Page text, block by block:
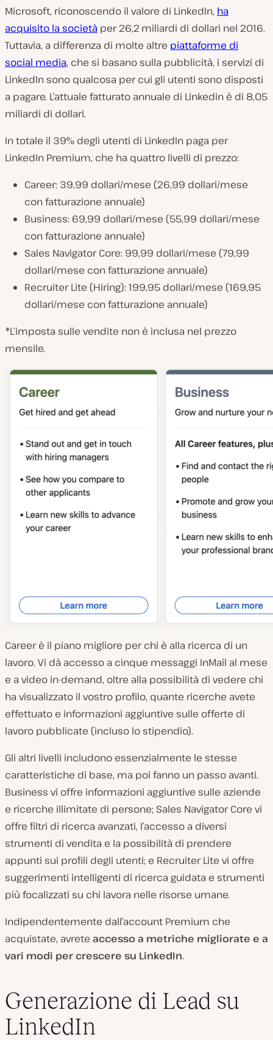
Microsoft, riconoscendo il valore di LinkedIn, ha
acquisito la società per 26,2 miliardi di dollari nel 2016.
Tuttavia, a differenza di molte altre piattaforme di
social media, che si basano sulla pubblicità, i servizi di
LinkedIn sono qualcosa per cui gli utenti sono disposti
a pagare. L’attuale fatturato annuale di Linkedin è di 8,05
miliardi di dollari.
In totale il 39% degli utenti di LinkedIn paga per
LinkedIn Premium, che ha quattro livelli di prezzo:
Career: 39,99 dollari/mese (26,99 dollari/mese
con fatturazione annuale)
Business: 69,99 dollari/mese (55,99 dollari/mese
con fatturazione annuale)
Sales Navigator Core: 99,99 dollari/mese (79,99
dollari/mese con fatturazione annuale)
Recruiter Lite (Hiring): 199,95 dollari/mese (169,95
dollari/mese con fatturazione annuale)
*L’imposta sulle vendite non è inclusa nel prezzo
mensile.
Career è il piano migliore per chi è alla ricerca di un
lavoro. Vi dà accesso a cinque messaggi InMail al mese
e a video in-demand, oltre alla possibilità di vedere chi
ha visualizzato il vostro profilo, quante ricerche avete
effettuato e informazioni aggiuntive sulle offerte di
lavoro pubblicate (incluso lo stipendio).
Gli altri livelli includono essenzialmente le stesse
caratteristiche di base, ma poi fanno un passo avanti.
Business vi offre informazioni aggiuntive sulle aziende
e ricerche illimitate di persone; Sales Navigator Core vi
offre filtri di ricerca avanzati, l’accesso a diversi
strumenti di vendita e la possibilità di prendere
appunti sui profili degli utenti; e Recruiter Lite vi offre
suggerimenti intelligenti di ricerca guidata e strumenti
più focalizzati su chi lavora nelle risorse umane.
Indipendentemente dall’account Premium che
acquistate, avrete accesso a metriche migliorate e a
vari modi per crescere su LinkedIn.
Generazione di Lead su
LinkedIn